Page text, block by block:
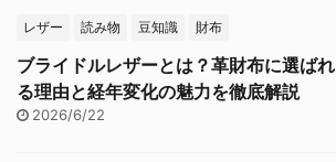
レザー 読み物 豆知識 財布
ブライドルレザーとは？革財布に選ばれ
る理由と経年変化の魅力を徹底解説
2026/6/22